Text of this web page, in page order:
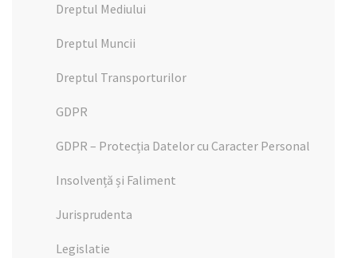
Dreptul Mediului
Dreptul Muncii
Dreptul Transporturilor
GDPR
GDPR – Protecția Datelor cu Caracter Personal
Insolvență și Faliment
Jurisprudenta
Legislatie